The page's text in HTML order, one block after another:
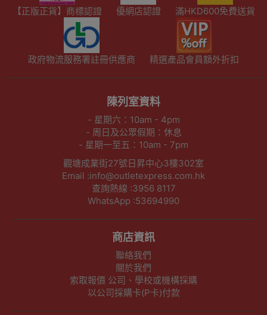
【正版正貨】商標認證 優網店認證 滿HKD600免費送貨
政府物流服務署註冊供應商 精選產品會員額外折扣
陳列室資料
- 星期六：10am - 4pm
- 周日及公眾假期：休息
- 星期一至五：10am - 7pm
觀塘成業街27號日昇中心3樓302室
Email :info@outletexpress.com.hk
查詢熱線 :3956 8117
WhatsApp :53694990
商店資訊
聯絡我們
關於我們
索取報價 公司、學校或機構採購
以公司採購卡(P卡)付款